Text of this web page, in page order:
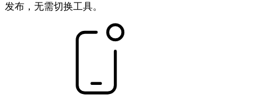
发布，无需切换工具。